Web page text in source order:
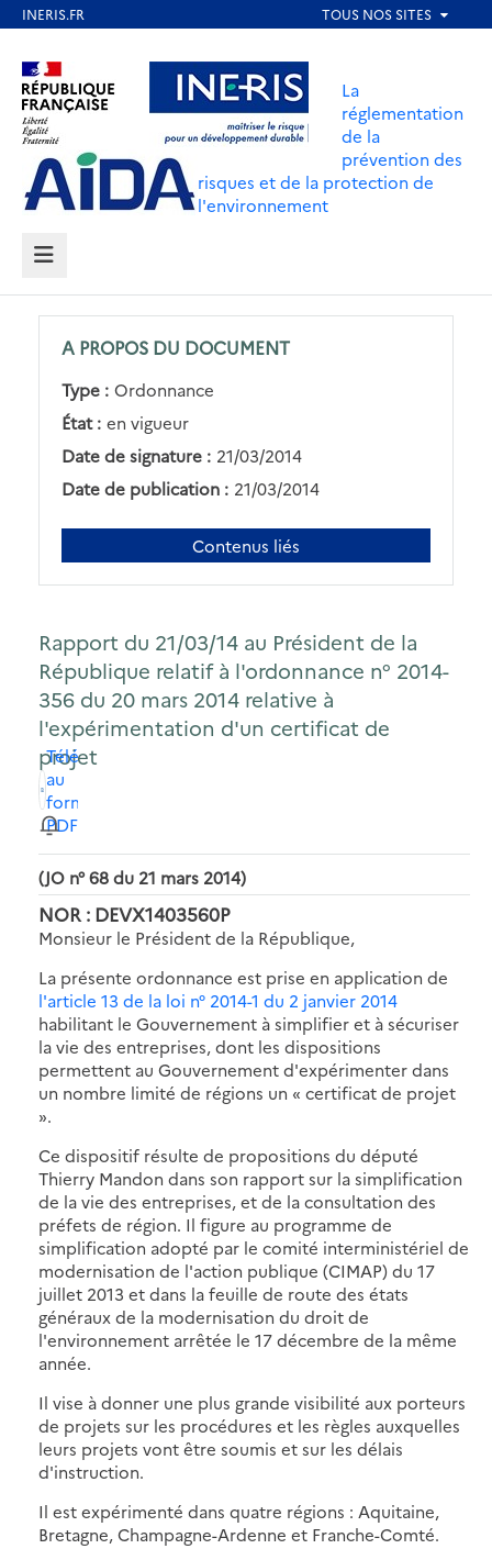
contenu
principal
Aller au contenu Aller au menu
Aller au pied de page
La
réglementation
de la
prévention des
risques et de la protection de
l'environnement
MENU
A PROPOS DU DOCUMENT
Type : Ordonnance
État : en vigueur
Date de signature : 21/03/2014
Date de publication : 21/03/2014
Contenus liés
Rapport du 21/03/14 au Président de la
République relatif à l'ordonnance n° 2014-
356 du 20 mars 2014 relative à
l'expérimentation d'un certificat de
projet
Télécharger
au
format
PDF
(JO n° 68 du 21 mars 2014)
NOR : DEVX1403560P
Monsieur le Président de la République,
La présente ordonnance est prise en application de
l'article 13 de la loi n° 2014-1 du 2 janvier 2014
habilitant le Gouvernement à simplifier et à sécuriser
la vie des entreprises, dont les dispositions
permettent au Gouvernement d'expérimenter dans
un nombre limité de régions un « certificat de projet
».
Ce dispositif résulte de propositions du député
Thierry Mandon dans son rapport sur la simplification
de la vie des entreprises, et de la consultation des
préfets de région. Il figure au programme de
simplification adopté par le comité interministériel de
modernisation de l'action publique (CIMAP) du 17
juillet 2013 et dans la feuille de route des états
généraux de la modernisation du droit de
l'environnement arrêtée le 17 décembre de la même
année.
Il vise à donner une plus grande visibilité aux porteurs
de projets sur les procédures et les règles auxquelles
leurs projets vont être soumis et sur les délais
d'instruction.
Il est expérimenté dans quatre régions : Aquitaine,
Bretagne, Champagne-Ardenne et Franche-Comté.